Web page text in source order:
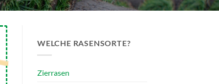
WELCHE RASENSORTE?
Zierrasen